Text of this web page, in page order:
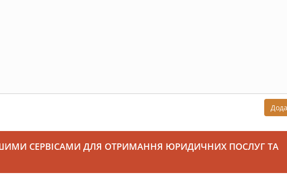
СЕРВІСАМИ ДЛЯ ОТРИМАННЯ ЮРИДИЧНИХ ПОСЛУГ ТА